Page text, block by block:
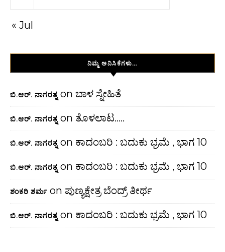
« Jul
ನಿಮ್ಮ ಅನಿಸಿಕೆಗಳು…
ಬಿ.ಆರ್. ನಾಗರತ್ನ on ಬಾಳ ಸ್ನೇಹಿತೆ
ಬಿ.ಆರ್. ನಾಗರತ್ನ on ತೊಳಲಾಟ…..
ಬಿ.ಆರ್. ನಾಗರತ್ನ on ಕಾದಂಬರಿ : ಬದುಕು ಭ್ರಮೆ , ಭಾಗ 10
ಬಿ.ಆರ್. ನಾಗರತ್ನ on ಕಾದಂಬರಿ : ಬದುಕು ಭ್ರಮೆ , ಭಾಗ 10
ಶಂಕರಿ ಶರ್ಮ on ಪುಣ್ಯಕ್ಷೇತ್ರ ಬೆಂದ್ರ್ ತೀರ್ಥ
ಬಿ.ಆರ್. ನಾಗರತ್ನ on ಕಾದಂಬರಿ : ಬದುಕು ಭ್ರಮೆ , ಭಾಗ 10